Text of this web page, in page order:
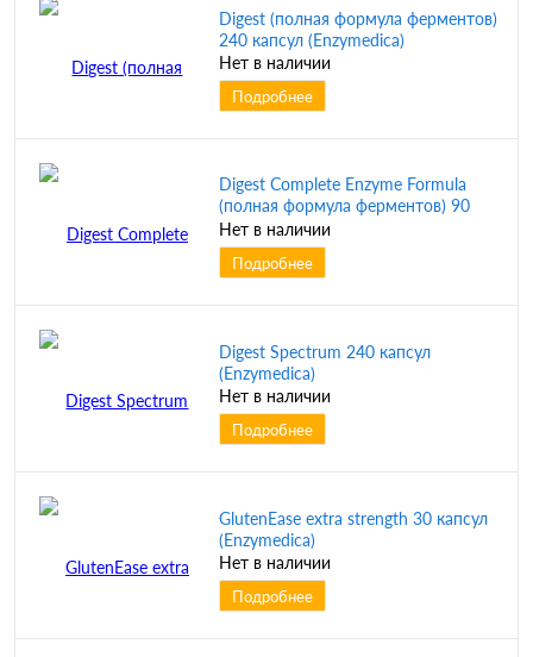
Digest (полная формула ферментов)
240 капсул (Enzymedica)
Нет в наличии
Подробнее
Digest Complete Enzyme Formula
(полная формула ферментов) 90
капсул (Enzymedica)
Нет в наличии
Подробнее
Digest Spectrum 240 капсул
(Enzymedica)
Нет в наличии
Подробнее
GlutenEase extra strength 30 капсул
(Enzymedica)
Нет в наличии
Подробнее